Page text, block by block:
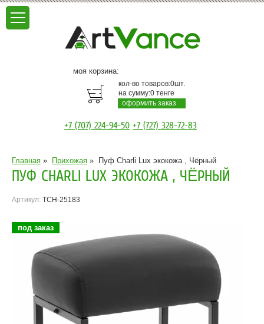
моя корзина:
кол-во товаров:0шт.
на сумму:0 тенге
оформить заказ
+7 (707) 224-94-50 +7 (727) 328-72-83
Главная » Прихожая » Пуф Charli Lux экокожа , Чёрный
ПУФ CHARLI LUX ЭКОКОЖА , ЧЁРНЫЙ
Артикул: TCH-25183
под заказ